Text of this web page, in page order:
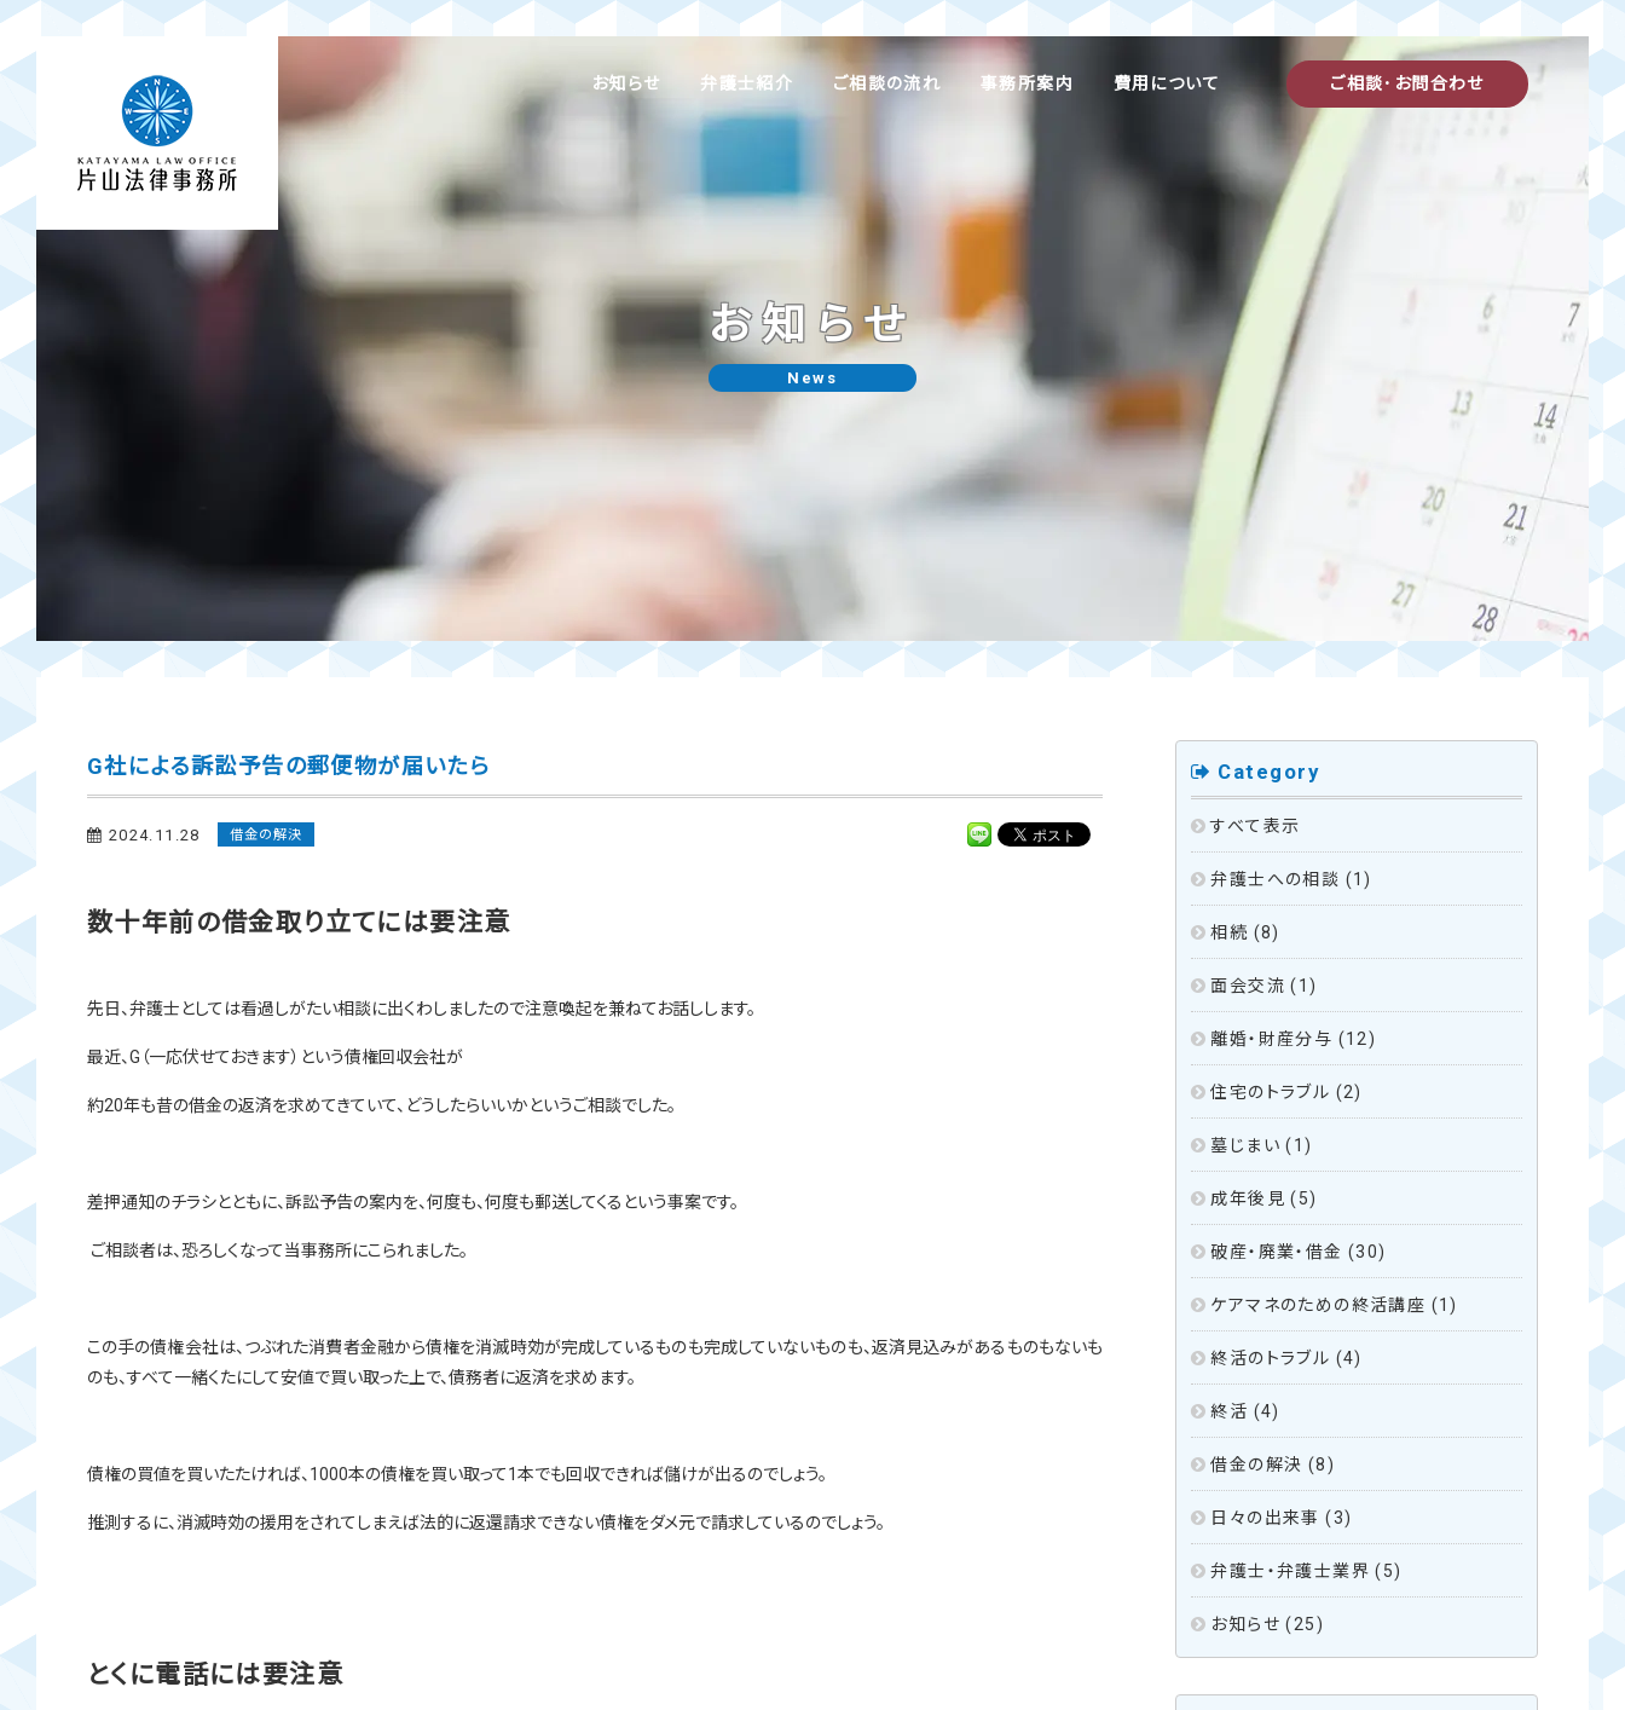
お知らせ 弁護士紹介 ご相談の流れ 事務所案内 費用について ご相談･お問合わせ
お知らせ
News
G社による訴訟予告の郵便物が届いたら
2024.11.28 借金の解決
数十年前の借金取り立てには要注意
先日、弁護士としては看過しがたい相談に出くわしましたので注意喚起を兼ねてお話しします。
最近、G（一応伏せておきます）という債権回収会社が
約20年も昔の借金の返済を求めてきていて、どうしたらいいかというご相談でした。
差押通知のチラシとともに、訴訟予告の案内を、何度も、何度も郵送してくるという事案です。
ご相談者は、恐ろしくなって当事務所にこられました。
この手の債権会社は、つぶれた消費者金融から債権を消滅時効が完成しているものも完成していないものも、返済見込みがあるものもないも
のも、すべて一緒くたにして安値で買い取った上で、債務者に返済を求めます。
債権の買値を買いたたければ、1000本の債権を買い取って1本でも回収できれば儲けが出るのでしょう。
推測するに、消滅時効の援用をされてしまえば法的に返還請求できない債権をダメ元で請求しているのでしょう。
とくに電話には要注意
Category
すべて表示
弁護士への相談 (1)
相続 (8)
面会交流 (1)
離婚・財産分与 (12)
住宅のトラブル (2)
墓じまい (1)
成年後見 (5)
破産・廃業・借金 (30)
ケアマネのための終活講座 (1)
終活のトラブル (4)
終活 (4)
借金の解決 (8)
日々の出来事 (3)
弁護士・弁護士業界 (5)
お知らせ (25)